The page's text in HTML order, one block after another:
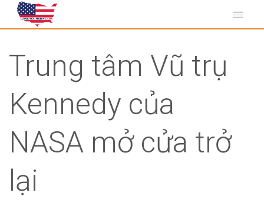
Trung tâm Vũ trụ
Kennedy của
NASA mở cửa trở
lại